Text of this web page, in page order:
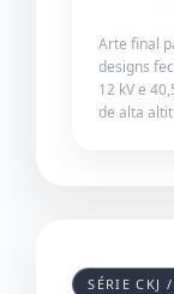
Arte final
designs
12 kV e
de alta
SÉRIE CKJ /